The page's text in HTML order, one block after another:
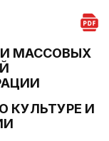
МАССОВЫХ
КУЛЬТУРЕ И